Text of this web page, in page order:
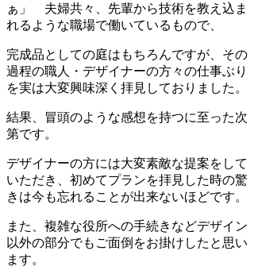
ぁ」 夫婦共々、先輩から技術を教え込ま
れるような職場で働いているもので、
完成品としての庭はもちろんですが、その
過程の職人・デザイナーの方々の仕事ぶり
を実は大変興味深く拝見しておりました。
結果、冒頭のような感想を持つに至った次
第です。
デザイナーの方には大変素敵な提案をして
いただき、初めてプランを拝見した時の驚
きは今も忘れることが出来ないほどです。
また、複雑な役所への手続きなどデザイン
以外の部分でもご面倒をお掛けしたと思い
ます。